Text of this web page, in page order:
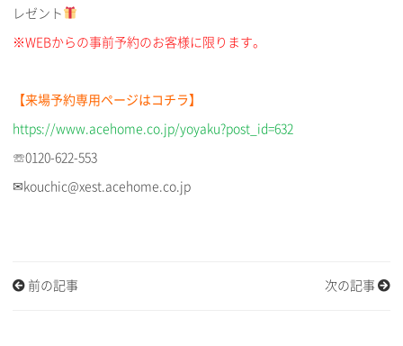
レゼント
※WEBからの事前予約のお客様に限ります。
【来場予約専用ページはコチラ】
https://www.acehome.co.jp/yoyaku?post_id=632
☏0120-622-553
✉kouchic@xest.acehome.co.jp
前の記事 次の記事